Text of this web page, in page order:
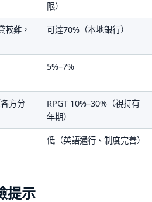
限）
較難，
可達70%（本地銀行）
5%–7%
方分
RPGT 10%–30%（視持有
年期）
低（英語通行、制度完善）
提示